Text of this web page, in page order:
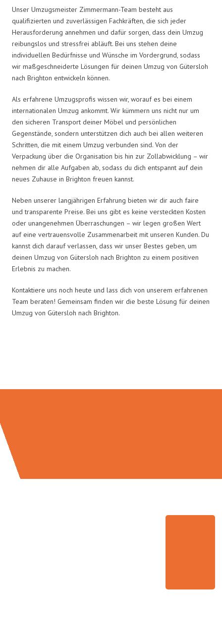
Unser Umzugsmeister Zimmermann-Team besteht aus
qualifizierten und zuverlässigen Fachkräften, die sich jeder
Herausforderung annehmen und dafür sorgen, dass dein Umzug
reibungslos und stressfrei abläuft. Bei uns stehen deine
individuellen Bedürfnisse und Wünsche im Vordergrund, sodass
wir maßgeschneiderte Lösungen für deinen Umzug von Gütersloh
nach Brighton entwickeln können.
Als erfahrene Umzugsprofis wissen wir, worauf es bei einem
internationalen Umzug ankommt. Wir kümmern uns nicht nur um
den sicheren Transport deiner Möbel und persönlichen
Gegenstände, sondern unterstützen dich auch bei allen weiteren
Schritten, die mit einem Umzug verbunden sind. Von der
Verpackung über die Organisation bis hin zur Zollabwicklung – wir
nehmen dir alle Aufgaben ab, sodass du dich entspannt auf dein
neues Zuhause in Brighton freuen kannst.
Neben unserer langjährigen Erfahrung bieten wir dir auch faire
und transparente Preise. Bei uns gibt es keine versteckten Kosten
oder unangenehmen Überraschungen – wir legen großen Wert
auf eine vertrauensvolle Zusammenarbeit mit unseren Kunden. Du
kannst dich darauf verlassen, dass wir unser Bestes geben, um
deinen Umzug von Gütersloh nach Brighton zu einem positiven
Erlebnis zu machen.
Kontaktiere uns noch heute und lass dich von unserem erfahrenen
Team beraten! Gemeinsam finden wir die beste Lösung für deinen
Umzug von Gütersloh nach Brighton.